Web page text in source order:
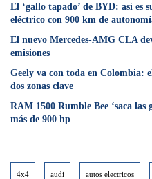
El ‘gallo tapado’ de BYD: así es
eléctrico con 900 km de
El nuevo Mercedes-AMG CLA
emisiones
Geely va con toda en Colombia:
dos zonas clave
RAM 1500 Rumble Bee ‘saca
más de 900 hp
4x4 audi autos electricos